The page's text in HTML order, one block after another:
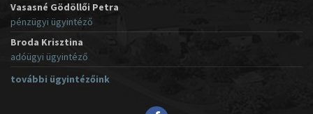
Vasasné Gödöllői Petra
pénzügyi ügyintéző
Broda Krisztina
adóügyi ügyintéző
további ügyintézőink